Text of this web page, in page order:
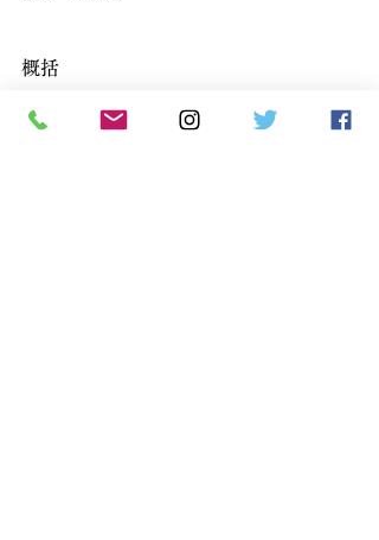
概括
法，至今仍受到许多人的喜爱。